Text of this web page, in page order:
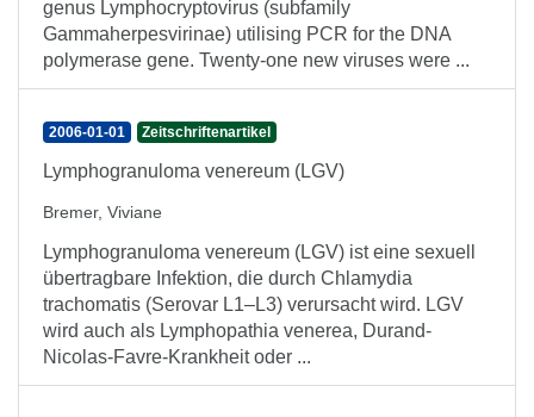
genus Lymphocryptovirus (subfamily
Gammaherpesvirinae) utilising PCR for the DNA
polymerase gene. Twenty-one new viruses were ...
2006-01-01 Zeitschriftenartikel
Lymphogranuloma venereum (LGV)
Bremer, Viviane
Lymphogranuloma venereum (LGV) ist eine sexuell
übertragbare Infektion, die durch Chlamydia
trachomatis (Serovar L1–L3) verursacht wird. LGV
wird auch als Lymphopathia venerea, Durand-
Nicolas-Favre-Krankheit oder ...